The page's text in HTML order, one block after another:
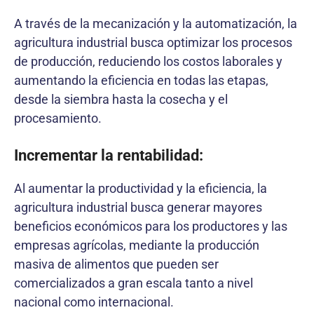
A través de la mecanización y la automatización, la
agricultura industrial busca optimizar los procesos
de producción, reduciendo los costos laborales y
aumentando la eficiencia en todas las etapas,
desde la siembra hasta la cosecha y el
procesamiento.
Incrementar la rentabilidad:
Al aumentar la productividad y la eficiencia, la
agricultura industrial busca generar mayores
beneficios económicos para los productores y las
empresas agrícolas, mediante la producción
masiva de alimentos que pueden ser
comercializados a gran escala tanto a nivel
nacional como internacional.